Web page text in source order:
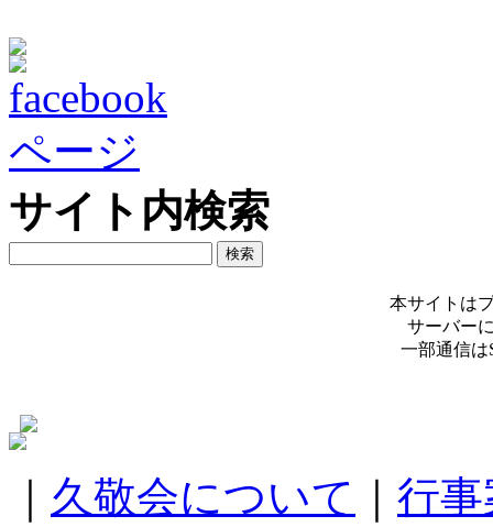
サイト内検索
本サイトは
サーバー
一部通信は
久敬会について
行